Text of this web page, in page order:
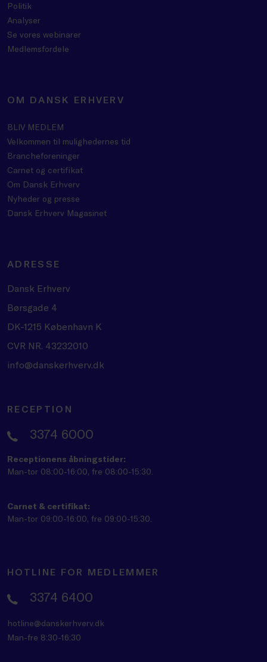
Politik
Analyser
Se vores webinarer
Medlemsfordele
OM DANSK ERHVERV
BLIV MEDLEM
Velkommen til mulighedernes tid
Brancheforeninger
Carnet og certifikat
Om Dansk Erhverv
Nyheder og presse
Dansk Erhverv Magasinet
ADRESSE
Dansk Erhverv
Børsgade 4
DK-1215 København K
CVR NR. 43232010
info@danskerhverv.dk
RECEPTION
3374 6000
Receptionens åbningstider:
Man-tor 08:00-16:00, fre 08:00-15:30.
Carnet & certifikat:
Man-tor 09:00-16:00, fre 09:00-15:30.
HOTLINE FOR MEDLEMMER
3374 6400
hotline@danskerhverv.dk
Man-fre 8:30-16:30